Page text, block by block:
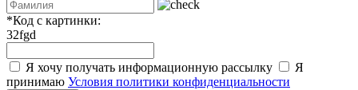
*Код с картинки:
32fgd
Я хочу получать информационную рассылку
Я
принимаю Условия политики конфиденциальности